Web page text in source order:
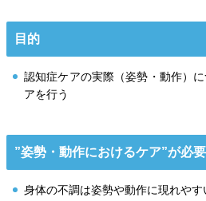
目的
認知症ケアの実際（姿勢・動作）
アを行う
”姿勢・動作におけるケア”が必
身体の不調は姿勢や動作に現れやす